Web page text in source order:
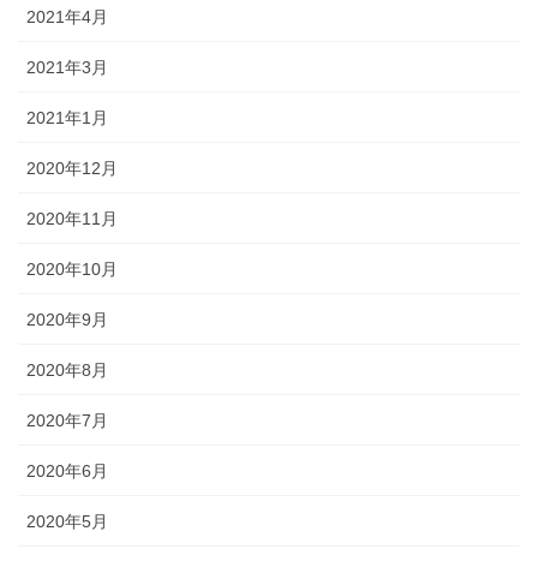
2021年4月
2021年3月
2021年1月
2020年12月
2020年11月
2020年10月
2020年9月
2020年8月
2020年7月
2020年6月
2020年5月